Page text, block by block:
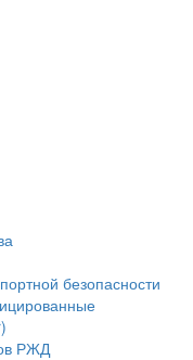
безопасности
РЖД